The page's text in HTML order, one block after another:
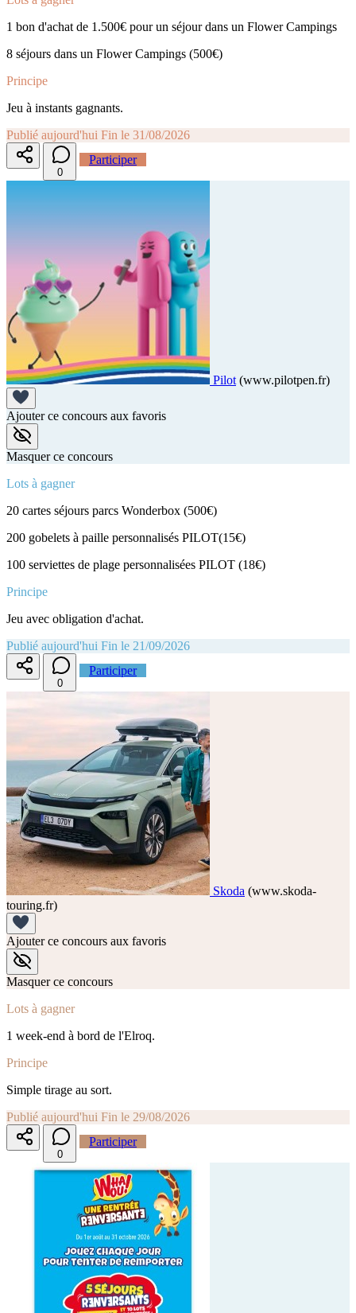
1 bon d'achat de 1.500€ pour un séjour dans un Flower Campings
8 séjours dans un Flower Campings (500€)
Principe
Jeu à instants gagnants.
Publié aujourd'hui Fin le 31/08/2026
0
Participer
Pilot (www.pilotpen.fr)
Ajouter ce concours aux favoris
Masquer ce concours
Lots à gagner
20 cartes séjours parcs Wonderbox (500€)
200 gobelets à paille personnalisés PILOT(15€)
100 serviettes de plage personnalisées PILOT (18€)
Principe
Jeu avec obligation d'achat.
Publié aujourd'hui Fin le 21/09/2026
0
Participer
Skoda (www.skoda-
touring.fr)
Ajouter ce concours aux favoris
Masquer ce concours
Lots à gagner
1 week-end à bord de l'Elroq.
Principe
Simple tirage au sort.
Publié aujourd'hui Fin le 29/08/2026
0
Participer